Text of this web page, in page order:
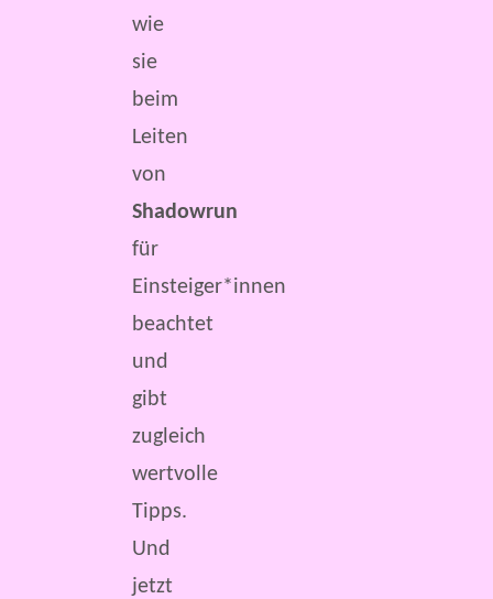
wie
sie
beim
Leiten
von
Shadowrun
für
Einsteiger*innen
beachtet
und
gibt
zugleich
wertvolle
Tipps.
Und
jetzt